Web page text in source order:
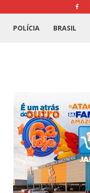
POLÍCIA BRASIL